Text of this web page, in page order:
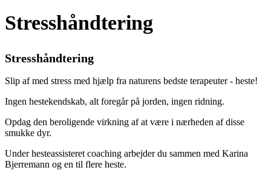
Stresshåndtering
Stresshåndtering
Slip af med stress med hjælp fra naturens bedste terapeuter - heste!
Ingen hestekendskab, alt foregår på jorden, ingen ridning.
Opdag den beroligende virkning af at være i nærheden af disse
smukke dyr.
Under hesteassisteret coaching arbejder du sammen med Karina
Bjerremann og en til flere heste.